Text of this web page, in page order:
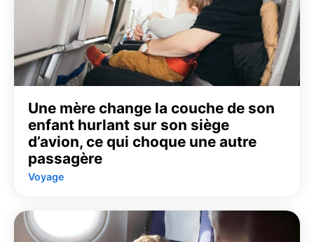
Une mère change la couche de son
enfant hurlant sur son siège
d’avion, ce qui choque une autre
passagère
Voyage